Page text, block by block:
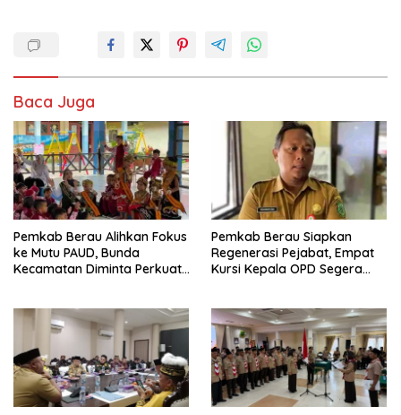
Baca Juga
Pemkab Berau Alihkan Fokus
ke Mutu PAUD, Bunda
Kecamatan Diminta Perkuat
Pemkab Berau Siapkan
Regenerasi Pejabat, Empat
Kursi Kepala OPD Segera